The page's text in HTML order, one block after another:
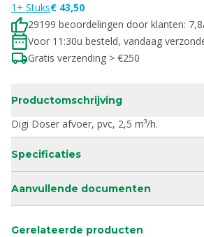
1+ Stuks€ 43,50
29199 beoordelingen door klanten:
Voor 11:30u besteld, vandaag
Gratis verzending > €250
Productomschrijving
Digi Doser afvoer, pvc, 2,5 m³/h.
Specificaties
Aanvullende documenten
Gerelateerde producten